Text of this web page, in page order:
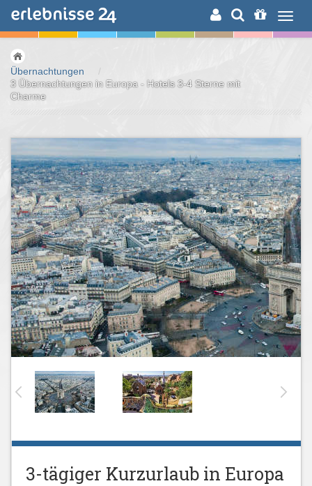
ERLEBNISSUCHE
Übernachtungen
/
3 Übernachtungen in Europa - Hotels 3-4 Sterne mit
Charme
3-tägiger Kurzurlaub in Europa